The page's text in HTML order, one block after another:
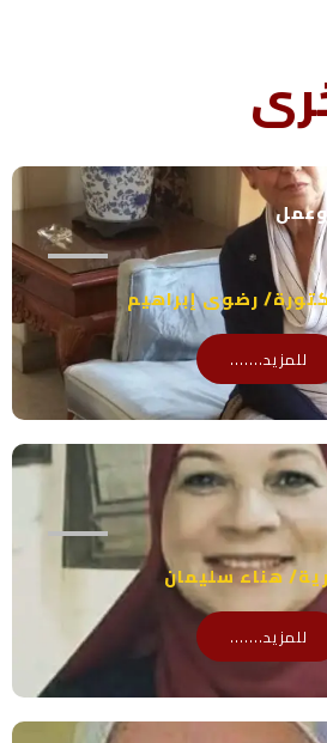
رضوى إبراهيم
للمزيد.......
هناء سليمان
للمزيد.......